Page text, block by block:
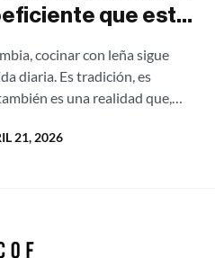
que está
cocinar con leña sigue
diaria. Es tradición, es
es una realidad que,
21, 2026